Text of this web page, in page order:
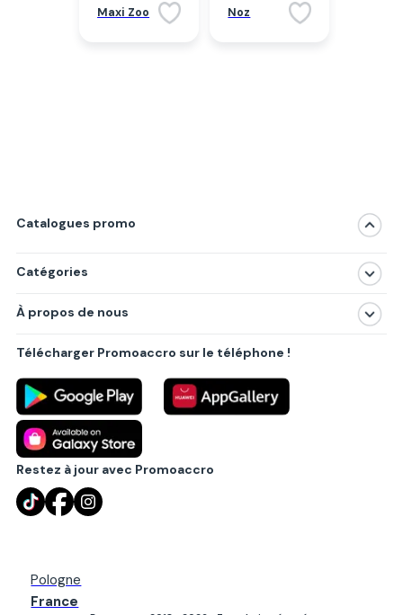
Maxi Zoo Noz
Catalogues promo
Catégories
Produits
Villes principales
À propos de nous
Politique de confidentialité
Règlements
Partenariat B2B
Blog
Contact
Télécharger Promoaccro sur le téléphone !
Restez à jour avec Promoaccro
Pologne
France